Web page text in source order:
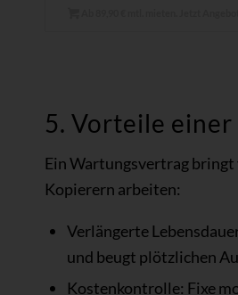
5. Vorteile
Ein Wartungsvertrag
Kopierern arbeiten:
Verlängerte
und beugt plötzlichen
Kostenkontrolle: Fixe